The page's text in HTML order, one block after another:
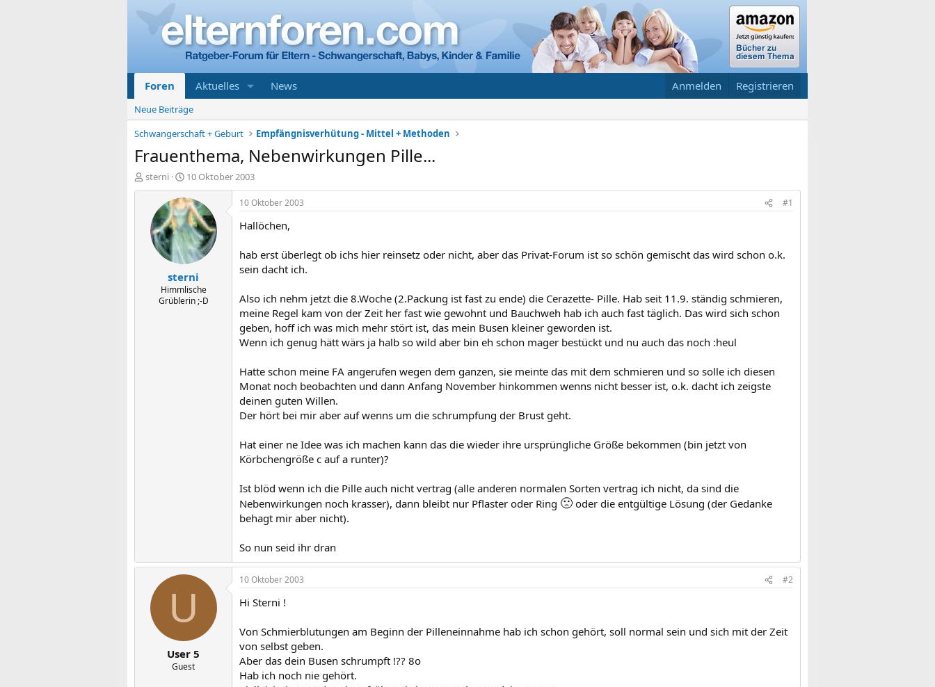
Foren Aktuelles News Anmelden Registrieren
Neue Beiträge
Schwangerschaft + Geburt
Empfängnisverhütung - Mittel + Methoden
Frauenthema, Nebenwirkungen Pille...
E
r
sterni
E
r
s
t
e
l
l
t
a
m
10 Oktober 2003
sterni
Himmlische
Grüblerin ;-D
10 Oktober 2003 #1
Hallöchen,
hab erst überlegt ob ichs hier reinsetz oder nicht, aber das Privat-Forum ist so schön gemischt das wird schon o.k.
sein dacht ich.
Also ich nehm jetzt die 8.Woche (2.Packung ist fast zu ende) die Cerazette- Pille. Hab seit 11.9. ständig schmieren,
meine Regel kam von der Zeit her fast wie gewohnt und Bauchweh hab ich auch fast täglich. Das wird sich schon
geben, hoff ich was mich mehr stört ist, das mein Busen kleiner geworden ist.
Wenn ich genug hätt wärs ja halb so wild aber bin eh schon mager bestückt und nu auch das noch :heul
Hatte schon meine FA angerufen wegen dem ganzen, sie meinte das mit dem schmieren und so solle ich diesen
Monat noch beobachten und dann Anfang November hinkommen wenns nicht besser ist, o.k. dacht ich zeigste
deinen guten Willen.
Der hört bei mir aber auf wenns um die schrumpfung der Brust geht.
Hat einer ne Idee was ich machen kann das die wieder ihre ursprüngliche Größe bekommen (bin jetzt von
Körbchengröße c auf a runter)?
Ist blöd wenn ich die Pille auch nicht vertrag (alle anderen normalen Sorten vertrag ich nicht, da sind die
Nebenwirkungen noch krasser), dann bleibt nur Pflaster oder Ring 🙁 oder die entgültige Lösung (der Gedanke
behagt mir aber nicht).
So nun seid ihr dran
U
User 5
Guest
10 Oktober 2003 #2
Hi Sterni !
Von Schmierblutungen am Beginn der Pilleneinnahme hab ich schon gehört, soll normal sein und sich mit der Zeit
von selbst geben.
Aber das dein Busen schrumpft !?? 8o
Hab ich noch nie gehört.